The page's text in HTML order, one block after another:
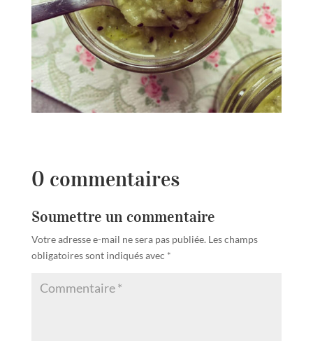
0 commentaires
Soumettre un commentaire
Votre adresse e-mail ne sera pas publiée. Les champs
obligatoires sont indiqués avec *